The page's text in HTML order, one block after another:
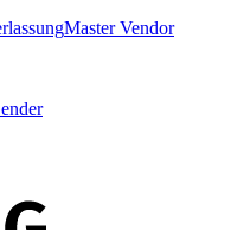
Master Vendor